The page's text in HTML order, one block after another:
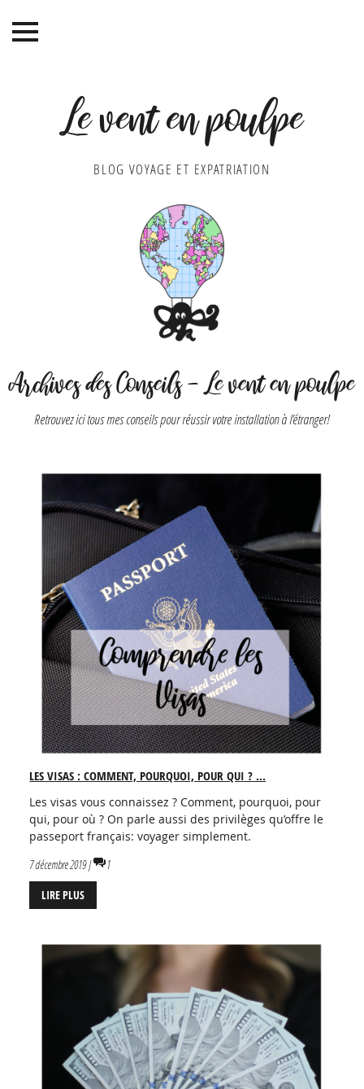
Le vent en poulpe
BLOG VOYAGE ET EXPATRIATION
Archives des Conseils - Le vent en poulpe
Retrouvez ici tous mes conseils pour réussir votre installation à l’étranger!
LES VISAS : COMMENT, POURQUOI, POUR QUI ? ...
Les visas vous connaissez ? Comment, pourquoi, pour
qui, pour où ? On parle aussi des privilèges qu’offre le
passeport français: voyager simplement.
7 décembre 2019 |
1
LIRE PLUS